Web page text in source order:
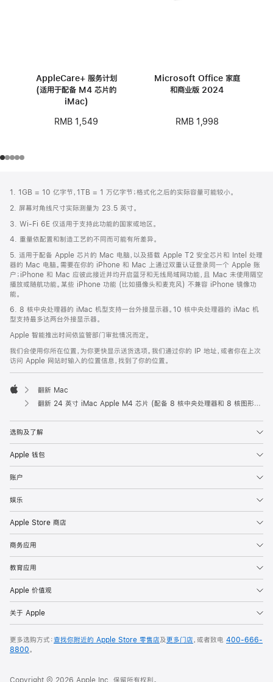
AppleCare+ 服务计划
(适用于配备 M4 芯片的
iMac)
RMB 1,549
Microsoft Office 家庭
和商业版 2024
RMB 1,998
页
脚
注
1. 1GB = 10 亿字节，1TB = 1 万亿字节；格式化之后的实际容量可能较小。
2. 屏幕对角线尺寸实际测量为 23.5 英寸。
3. Wi-Fi 6E 仅适用于支持此功能的国家或地区。
4. 重量依配置和制造工艺的不同而可能有所差异。
5. 适用于配备 Apple 芯片的 Mac 电脑，以及搭载 Apple T2 安全芯片和 Intel 处理
器的 Mac 电脑。需要在你的 iPhone 和 Mac 上通过双重认证登录同一个 Apple 账
户；iPhone 和 Mac 应彼此接近并均开启蓝牙和无线局域网功能，且 Mac 未使用隔空
播放或随航功能。某些 iPhone 功能 (比如摄像头和麦克风) 不兼容 iPhone 镜像功
能。
6. 8 核中央处理器的 iMac 机型支持一台外接显示器。10 核中央处理器的 iMac 机
型支持最多达两台外接显示器。
Apple 智能推出时间依监管部门审批情况而定。
我们会使用你所在位置，为你更快显示送货选项。我们通过你的 IP 地址，或者你在上次
访问 Apple 网站时输入的位置信息，找到了你的位置。
Apple
翻新 Mac
翻新 24 英寸 iMac Apple M4 芯片 (配备 8 核中央处理器和 8 核图形处理器) - 银色
选购及了解
Apple 钱包
账户
娱乐
Apple Store 商店
商务应用
教育应用
Apple 价值观
关于 Apple
更多选购方式：查找你附近的 Apple Store 零售店及更多门店，或者致电 400-666-
8800。
Copyright © 2026 Apple Inc. 保留所有权利。